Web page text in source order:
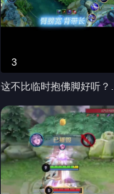
3
这不比临时抱佛脚好听？
爱粉 #王者荣耀热门